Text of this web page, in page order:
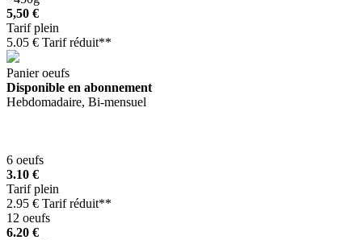
5,50 €
Tarif plein
5.05 € Tarif réduit**
Panier oeufs
Disponible en abonnement
Hebdomadaire, Bi-mensuel
6 oeufs
3.10 €
Tarif plein
2.95 € Tarif réduit**
12 oeufs
6.20 €